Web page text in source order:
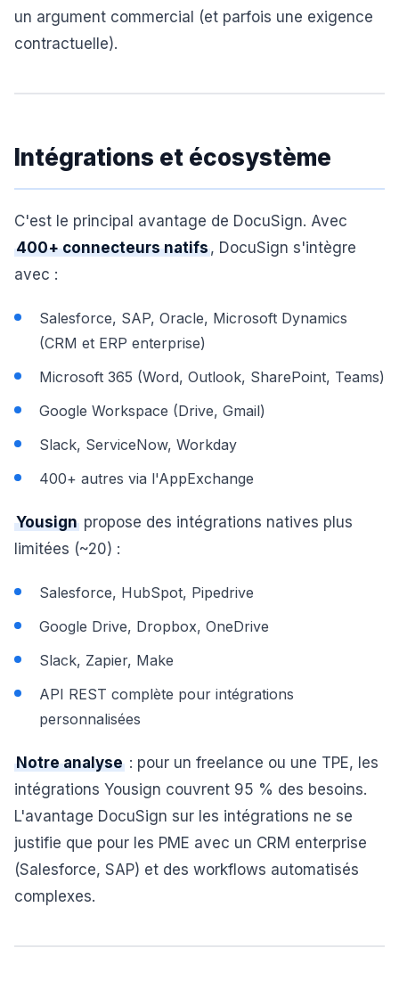
un argument commercial (et parfois une exigence
contractuelle).
Intégrations et écosystème
C'est le principal avantage de DocuSign. Avec
400+ connecteurs natifs, DocuSign s'intègre
avec :
Salesforce, SAP, Oracle, Microsoft Dynamics
(CRM et ERP enterprise)
Microsoft 365 (Word, Outlook, SharePoint, Teams)
Google Workspace (Drive, Gmail)
Slack, ServiceNow, Workday
400+ autres via l'AppExchange
Yousign propose des intégrations natives plus
limitées (~20) :
Salesforce, HubSpot, Pipedrive
Google Drive, Dropbox, OneDrive
Slack, Zapier, Make
API REST complète pour intégrations
personnalisées
Notre analyse : pour un freelance ou une TPE, les
intégrations Yousign couvrent 95 % des besoins.
L'avantage DocuSign sur les intégrations ne se
justifie que pour les PME avec un CRM enterprise
(Salesforce, SAP) et des workflows automatisés
complexes.